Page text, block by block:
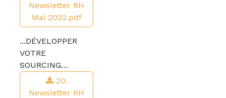
Newsletter RH
Mai 2022.pdf
...DÉVELOPPER
VOTRE
SOURCING…
20.
Newsletter RH